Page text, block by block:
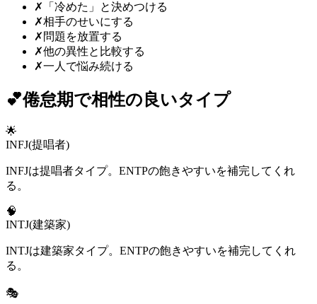
✗
「冷めた」と決めつける
✗相手のせいにする
✗ 問題を放置する
✗他の異性と比較する
✗一人で悩み続ける
💕倦怠期で相性の良いタイプ
🌟
INFJ(提唱者)
INFJは提唱者タイプ。ENTPの飽きやすいを補完してくれ
る。
🧠
INTJ(建築家)
INTJは建築家タイプ。ENTPの飽きやすいを補完してくれ
る。
🎭